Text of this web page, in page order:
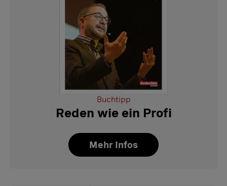
Buchtipp
Reden wie ein Profi
Mehr Infos